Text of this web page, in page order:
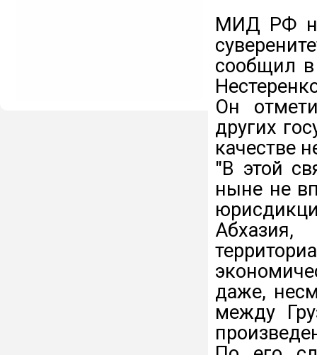
МИД РФ
сообщил
Он
других
качестве
"В этой
ныне не
даже,
между